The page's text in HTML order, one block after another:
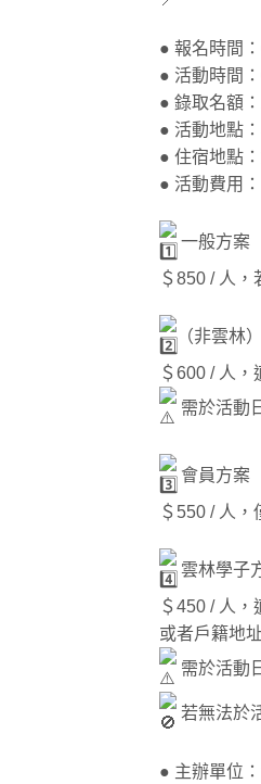
● 報名時間
● 活動時間
● 錄取名額
● 活動地點
● 住宿地點
● 活動費用：
一般方案
＄850 / 人，
（非雲林
＄600 / 人
需於活動
會員方案
＄550 / 人，
雲林學子
＄450 / 人
或者戶籍地
需於活動
若無法於
● 主辦單位